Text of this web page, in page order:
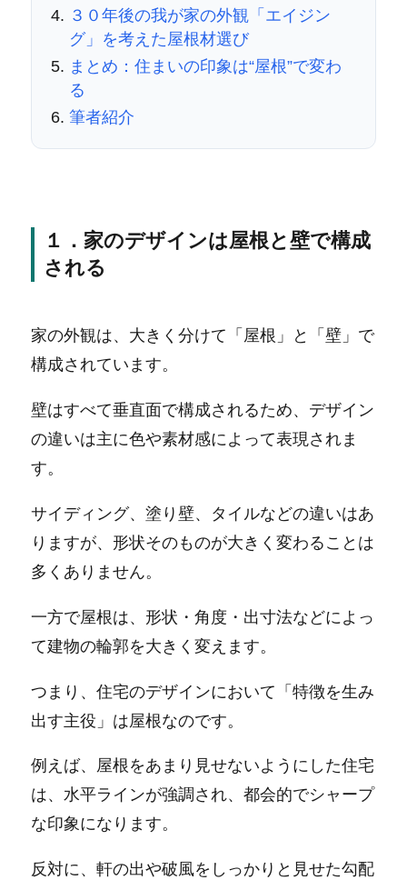
３０年後の我が家の外観「エイジン
グ」を考えた屋根材選び
まとめ：住まいの印象は“屋根”で変わ
る
筆者紹介
１．家のデザインは屋根と壁で構成
される
家の外観は、大きく分けて「屋根」と「壁」で
構成されています。
壁はすべて垂直面で構成されるため、デザイン
の違いは主に色や素材感によって表現されま
す。
サイディング、塗り壁、タイルなどの違いはあ
りますが、形状そのものが大きく変わることは
多くありません。
一方で屋根は、形状・角度・出寸法などによっ
て建物の輪郭を大きく変えます。
つまり、住宅のデザインにおいて「特徴を生み
出す主役」は屋根なのです。
例えば、屋根をあまり見せないようにした住宅
は、水平ラインが強調され、都会的でシャープ
な印象になります。
反対に、軒の出や破風をしっかりと見せた勾配